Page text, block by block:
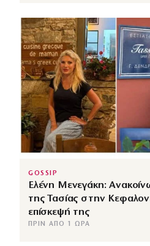
GOSSIP
Ελένη Μενεγάκη:
της Τασίας στην
επίσκεψή της
ΠΡΙΝ ΑΠΌ 1 ΏΡΑ